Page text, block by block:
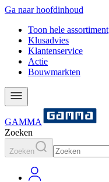
Ga naar hoofdinhoud
Toon hele assortiment
Klusadvies
Klantenservice
Actie
Bouwmarkten
GAMMA
Zoeken
Zoeken